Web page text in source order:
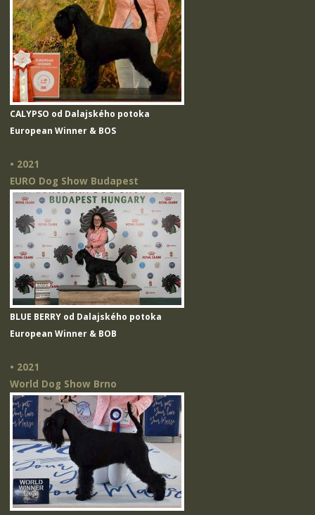
CALYPSO od Dalajského potoka
European Winner & BOS
• 2021
EURO Dog Show Budapest
BLUE BERRY od Dalajského potoka
European Winner & BOB
• 2021
World Dog Show Brno